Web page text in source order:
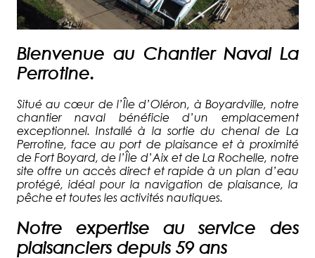
Bienvenue au Chantier Naval La
Perrotine.
Situé au cœur de l’Île d’Oléron, à Boyardville, notre
chantier naval bénéficie d’un emplacement
exceptionnel. Installé à la sortie du chenal de La
Perrotine, face au port de plaisance et à proximité
de Fort Boyard, de l’Île d’Aix et de La Rochelle, notre
site offre un accès direct et rapide à un plan d’eau
protégé, idéal pour la navigation de plaisance, la
pêche et toutes les activités nautiques.
Notre expertise au service des
plaisanciers depuis 59 ans